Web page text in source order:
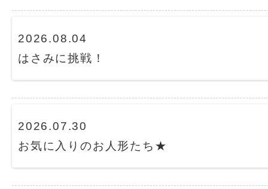
2026.08.04
はさみに挑戦！
2026.07.30
お気に入りのお人形たち★